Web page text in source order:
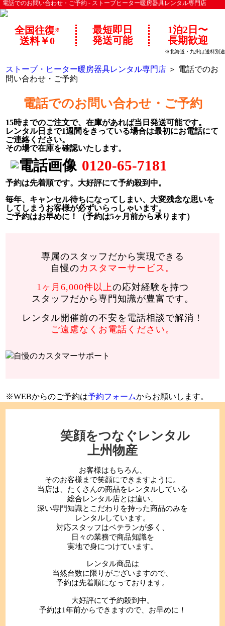
電話でのお問い合わせ・ご予約 - ストーブヒーター暖房器具レンタル専門店
全国往復※
送料￥0
最短即日
発送可能
1泊2日〜
長期歓迎
※北海道・九州は送料別途
ストーブ・ヒーター暖房器具レンタル専門店 ＞ 電話でのお
問い合わせ・ご予約
電話でのお問い合わせ・ご予約
15時までのご注文で、在庫があれば当日発送可能です。
レンタル日まで1週間をきっている場合は最初にお電話にて
ご連絡ください。
その場で在庫を確認いたします。
0120-65-7181
予約は先着順です。大好評にて予約殺到中。
毎年、キャンセル待ちになってしまい、大変残念な思いを
してしまうお客様が必ずいらっしゃいます。
ご予約はお早めに！（予約は5ヶ月前から承ります）
専属のスタッフだから実現できる
自慢のカスタマーサービス。
1ヶ月6,000件以上の応対経験を持つ
スタッフだから専門知識が豊富です。
レンタル開催前の不安を電話相談で解消！
ご遠慮なくお電話ください。
WEBからのご予約は予約フォームからお願いします。
笑顔をつなぐレンタル
上州物産
お客様はもちろん、
そのお客様まで笑顔にできますように。
当店は、たくさんの商品をレンタルしている
総合レンタル店とは違い、
深い専門知識とこだわりを持った商品のみを
レンタルしています。
対応スタッフはベテランが多く、
日々の業務で商品知識を
実地で身につけています。
レンタル商品は
当然台数に限りがございますので、
予約は先着順になっております。
大好評にて予約殺到中。
予約は1年前からできますので、お早めに！